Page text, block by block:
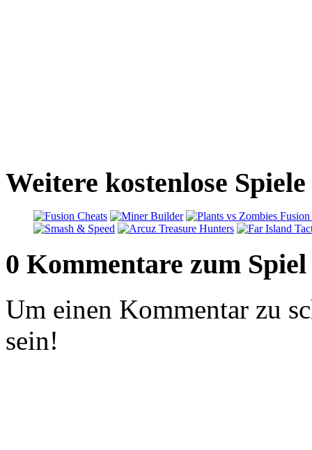
Weitere kostenlose
0 Kommentare zum Spiel
Um einen Kommentar zu
sein!